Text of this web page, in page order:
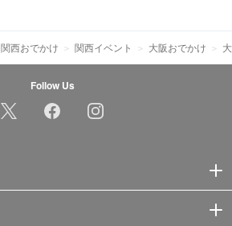
関西おでかけ 関西イベント 大阪おでかけ
Follow Us